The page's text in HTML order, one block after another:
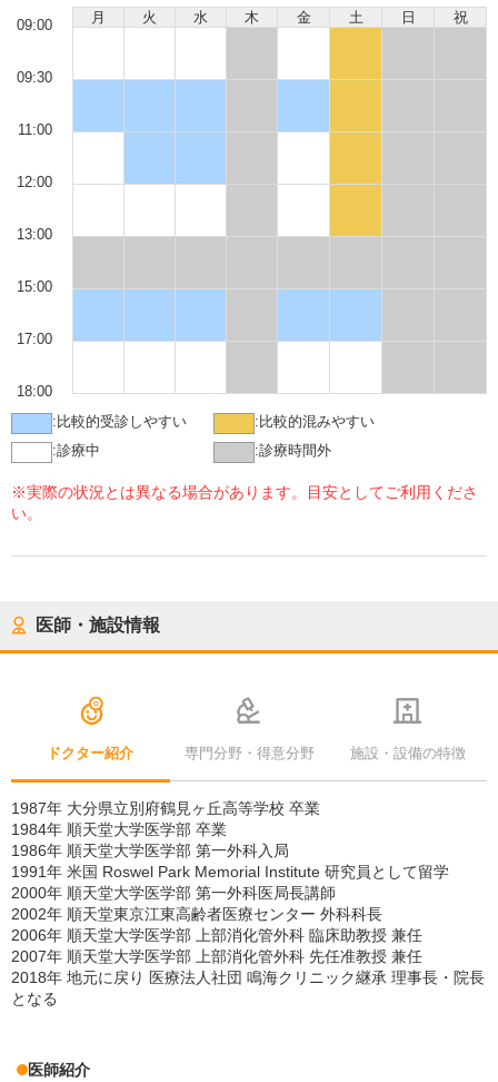
月 火 水 木 金 土 日 祝
09:00
09:30
11:00
12:00
13:00
15:00
17:00
18:00
: 比較的受診しやすい : 比較的混みやすい
:診療中 :診療時間外
※実際の状況とは異なる場合があります。目安としてご利用くださ
い。
医師・施設情報
ドクター紹介 専門分野・得意分野 施設・設備の特徴
1987年 大分県立別府鶴見ヶ丘高等学校 卒業
1984年 順天堂大学医学部 卒業
1986年 順天堂大学医学部 第一外科入局
1991年 米国 Roswel Park Memorial Institute 研究員として留学
2000年 順天堂大学医学部 第一外科医局長講師
2002年 順天堂東京江東高齢者医療センター 外科科長
2006年 順天堂大学医学部 上部消化管外科 臨床助教授 兼任
2007年 順天堂大学医学部 上部消化管外科 先任准教授 兼任
2018年 地元に戻り 医療法人社団 鳴海クリニック継承 理事長・院長
となる
医師紹介